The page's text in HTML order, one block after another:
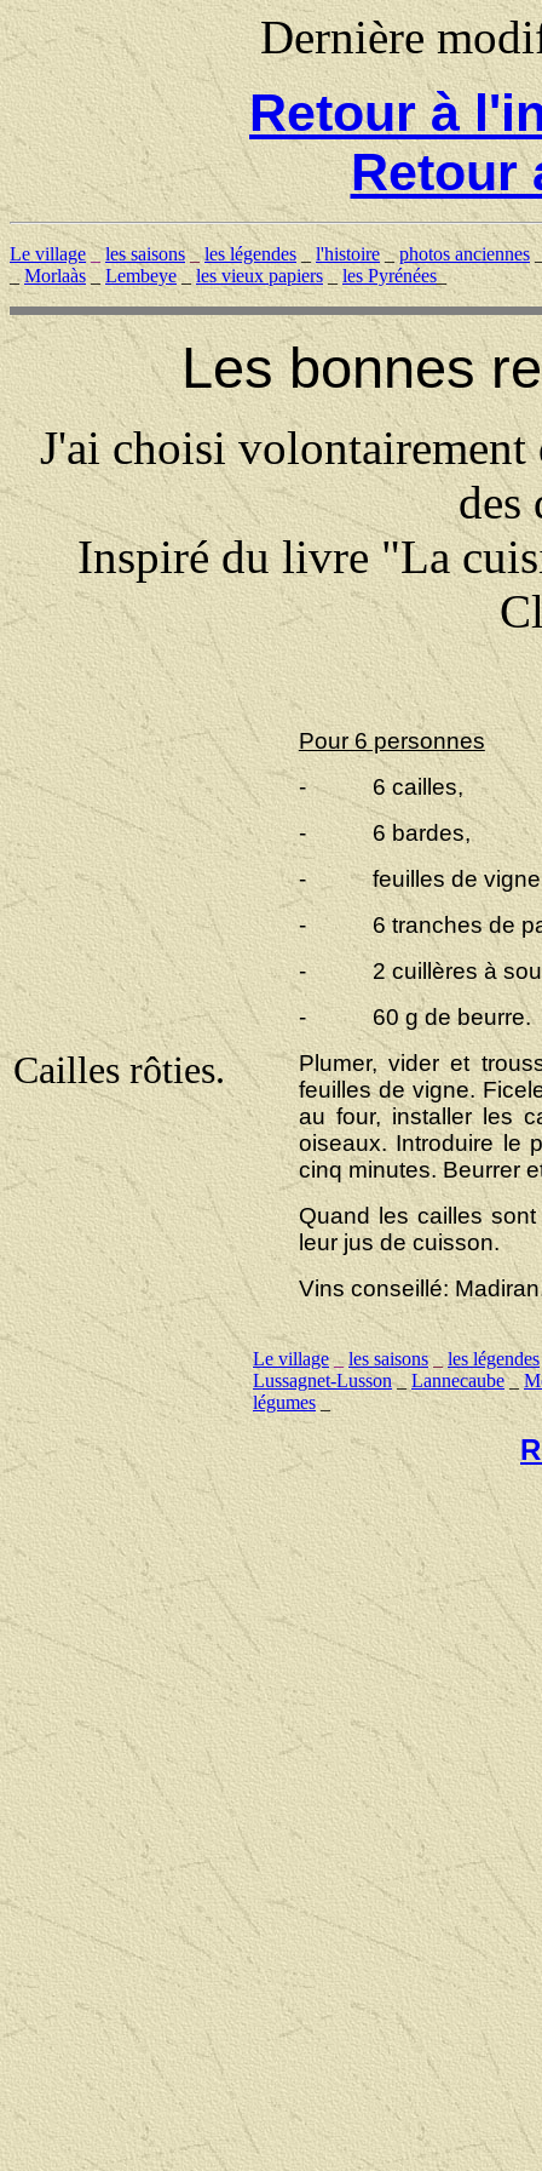
Dernière
Retour à
Retour
Le village _les saisons_les légendes l'histoire_photos anciennes
_Morlaàs_ Lembeye_les vieux papiers _les Pyrénées_
Les bonnes
J'ai choisi volontairement
des
Inspiré du livre "La
Cailles rôties.
Pour 6 personnes
- 6 cailles,
- 6 bardes,
- feuilles de
- 6 tranches de
- 2 cuillères à
- 60 g de beurre.
Plumer, vider et
feuilles de vigne.
au four, installer les
oiseaux. Introduire le
cinq minutes. Beurrer
Quand les cailles
leur jus de cuisson.
Vins conseillé:
Le village_les saisons_les légendes
Lussagnet-Lusson_ Lannecaube_
légumes_